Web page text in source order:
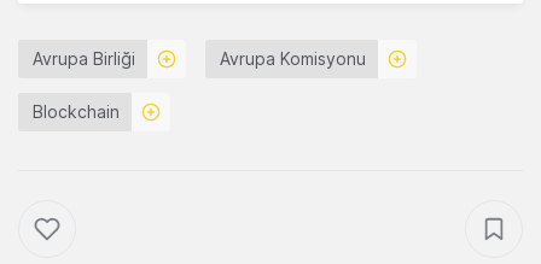
Avrupa Birliği Avrupa Komisyonu
Blockchain